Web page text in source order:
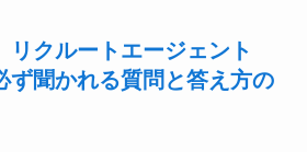
リクルートエージェント
ず聞かれる質問と答え方の